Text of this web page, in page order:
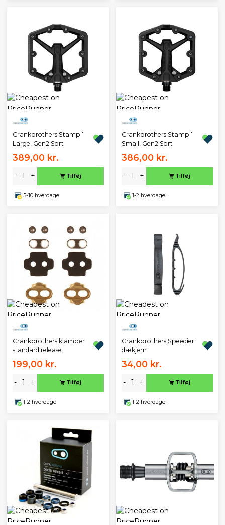
Crankbrothers Stamp 1
Large, Gen2 Sort
389,00 kr.
- + Tilføj
5-10 hverdage
Crankbrothers Stamp 1
Small, Gen2 Sort
386,00 kr.
- + Tilføj
1-2 hverdage
Crankbrothers klamper
standard release
199,00 kr.
- + Tilføj
1-2 hverdage
Crankbrothers Speedier
dækjern
34,00 kr.
- + Tilføj
1-2 hverdage